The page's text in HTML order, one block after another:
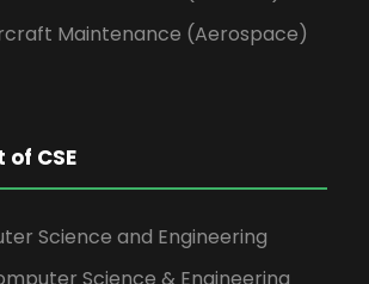
Maintenance (Aerospace)
CSE
Science and Engineering